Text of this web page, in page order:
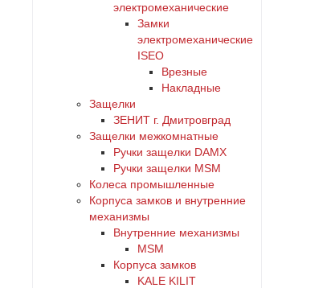
электромеханические
Замки
электромеханические
ISEO
Врезные
Накладные
Защелки
ЗЕНИТ г. Дмитровград
Защелки межкомнатные
Ручки защелки DAMX
Ручки защелки MSM
Колеса промышленные
Корпуса замков и внутренние
механизмы
Внутренние механизмы
MSM
Корпуса замков
KALE KILIT